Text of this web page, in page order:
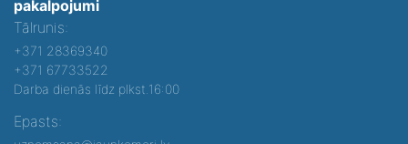
pakalpojumi
Tālrunis:
+371 28369340
+371 67733522
Darba dienās līdz plkst.16:00
Epasts: